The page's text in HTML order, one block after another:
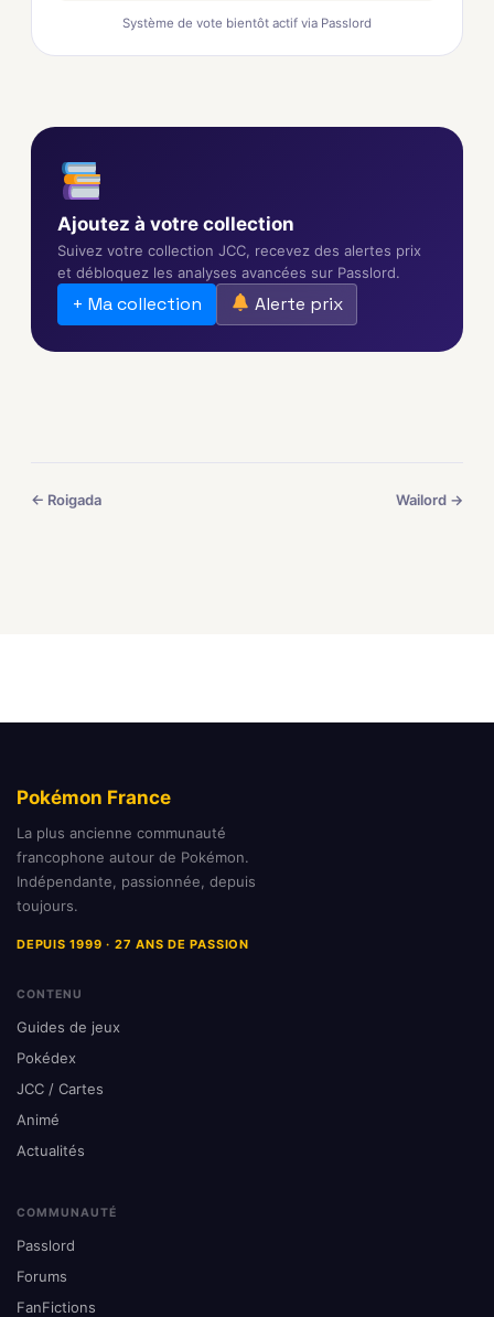
Système de vote bientôt actif via Passlord
Ajoutez à votre collection
Suivez votre collection JCC, recevez des alertes prix
et débloquez les analyses avancées sur Passlord.
+ Ma collection Alerte prix
← Roigada Wailord →
Pokémon France
La plus ancienne communauté
francophone autour de Pokémon.
Indépendante, passionnée, depuis
toujours.
DEPUIS 1999 · 27 ANS DE PASSION
CONTENU
Guides de jeux
Pokédex
JCC / Cartes
Animé
Actualités
COMMUNAUTÉ
Passlord
Forums
FanFictions